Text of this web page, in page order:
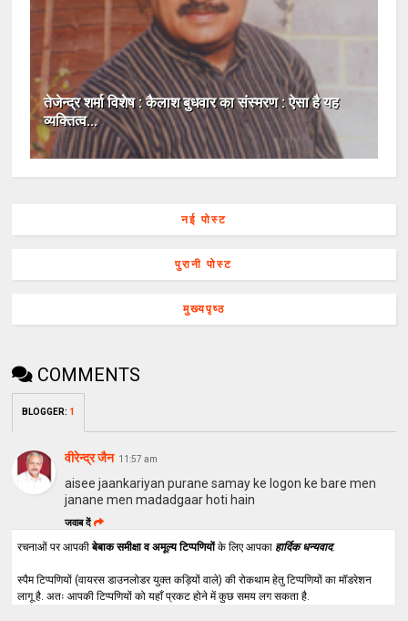
तेजेन्द्र शर्मा विशेष : कैलाश बुधवार का संस्मरण : ऐसा है यह
व्यक्तित्व...
नई पोस्ट
पुरानी पोस्ट
मुख्यपृष्ठ
COMMENTS
BLOGGER: 1
वीरेन्द्र जैन 11:57 am
aisee jaankariyan purane samay ke logon ke bare men
janane men madadgaar hoti hain
जवाब दें
रचनाओं पर आपकीबेबाक समीक्षा व अमूल्य टिप्पणियोंके लिए आपका हार्दिक धन्यवाद.
स्पैम टिप्पणियों (वायरस डाउनलोडर युक्त कड़ियों वाले) की रोकथाम हेतु टिप्पणियों का मॉडरेशन
लागू है. अतः आपकी टिप्पणियों को यहाँ प्रकट होने में कुछ समय लग सकता है.